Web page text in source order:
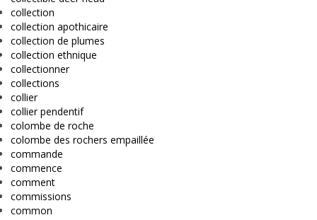
collection
collection apothicaire
collection de plumes
collection ethnique
collectionner
collections
collier
collier pendentif
colombe de roche
colombe des rochers empaillée
commande
commence
comment
commissions
common